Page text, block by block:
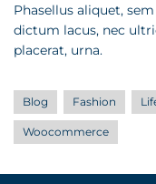
Phasellus aliquet,
dictum lacus, nec
placerat, urna.
Blog Fashion
Woocommerce